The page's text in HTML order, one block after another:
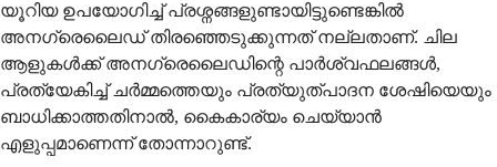
യൂറിയ ഉപയോഗിച്ച് പ്രശ്നങ്ങളുണ്ടായിട്ടുണ്ടെങ്കിൽ
അനഗ്രെലൈഡ് തിരഞ്ഞെടുക്കുന്നത് നല്ലതാണ്. ചില
ആളുകൾക്ക് അനഗ്രെലൈഡിന്റെ പാർശ്വഫലങ്ങൾ,
പ്രത്യേകിച്ച് ചർമ്മത്തെയും പ്രത്യുത്പാദന ശേഷിയെയും
ബാധിക്കാത്തതിനാൽ, കൈകാര്യം ചെയ്യാൻ
എളുപ്പമാണെന്ന് തോന്നാറുണ്ട്.